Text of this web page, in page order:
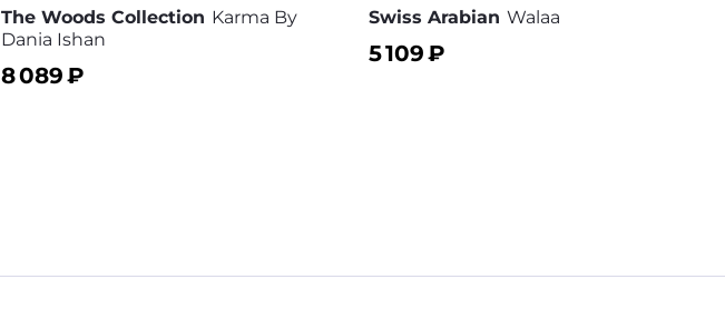
The Woods Collection Karma By
Dania Ishan
8 089₽
Swiss Arabian Walaa
5 109₽